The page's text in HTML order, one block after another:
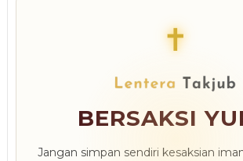
✝
BERSAKSI
Jangan simpan sendiri kesaksian